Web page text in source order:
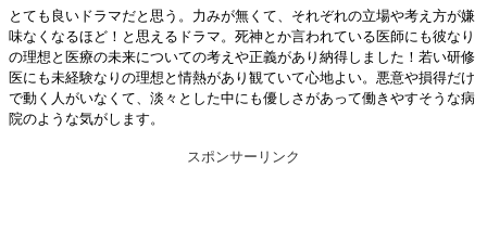
とても良いドラマだと思う。力みが無くて、それぞれの立場や考え方が嫌
味なくなるほど！と思えるドラマ。死神とか言われている医師にも彼なり
の理想と医療の未来についての考えや正義があり納得しました！若い研修
医にも未経験なりの理想と情熱があり観ていて心地よい。悪意や損得だけ
で動く人がいなくて、淡々とした中にも優しさがあって働きやすそうな病
院のような気がします。
スポンサーリンク